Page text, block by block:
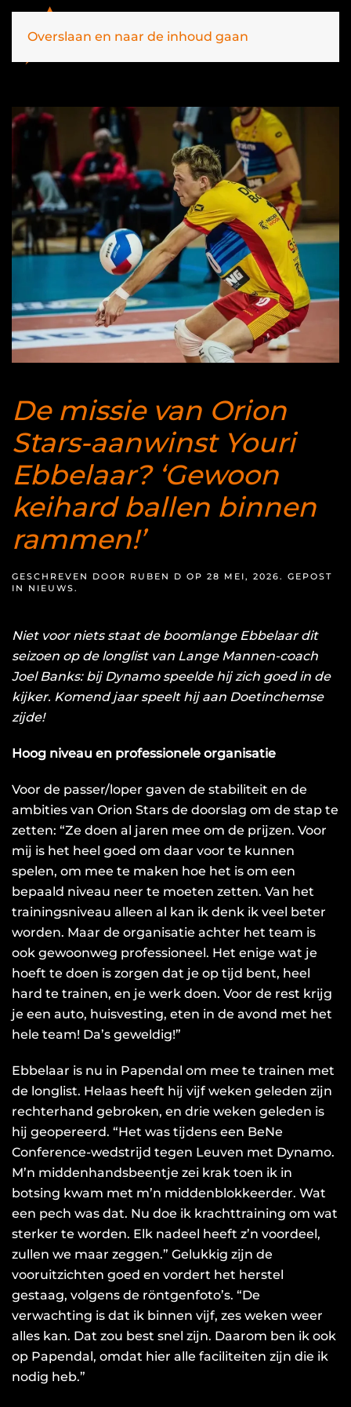
Overslaan en naar de inhoud gaan
De missie van Orion
Stars-aanwinst Youri
Ebbelaar? ‘Gewoon
keihard ballen binnen
rammen!’
GESCHREVEN DOOR RUBEN D OP 28 MEI, 2026. GEPOST
IN NIEUWS.
Niet voor niets staat de boomlange Ebbelaardit
seizoen op de longlist van Lange Mannen-coach
Joel Banks: bij Dynamo speelde hij zich goed in de
kijker. Komend jaar speelt hij aan Doetinchemse
zijde!
Hoog niveau en professionele organisatie
Voor de passer/loper gaven de stabiliteit en de
ambities van Orion Stars de doorslag om de stap te
zetten: “Ze doen al jaren mee om de prijzen. Voor
mij is het heel goed om daar voor te kunnen
spelen, om mee te maken hoe het is om een
bepaald niveau neer te moeten zetten. Van het
trainingsniveau alleen al kan ik denk ik veel beter
worden. Maar de organisatie achter het team is
ook gewoonweg professioneel. Het enige wat je
hoeft te doen is zorgen dat je op tijd bent, heel
hard te trainen, en je werk doen. Voor de rest krijg
je een auto, huisvesting, eten in de avond met het
hele team! Da’s geweldig!”
Ebbelaar is nu in Papendal om mee te trainen met
de longlist. Helaas heeft hij vijf weken geleden zijn
rechterhand gebroken, en drie weken geleden is
hij geopereerd. “Het was tijdens een BeNe
Conference-wedstrijd tegen Leuven met Dynamo.
M’n middenhandsbeentje zei krak toen ik in
botsing kwam met m’n middenblokkeerder. Wat
een pech was dat. Nu doe ik krachttraining om wat
sterker te worden. Elk nadeel heeft z’n voordeel,
zullen we maar zeggen.” Gelukkig zijn de
vooruitzichten goed en vordert het herstel
gestaag, volgens de röntgenfoto’s. “De
verwachting is dat ik binnen vijf, zes weken weer
alles kan. Dat zou best snel zijn. Daarom ben ik ook
op Papendal, omdat hier alle faciliteiten zijn die ik
nodig heb.”